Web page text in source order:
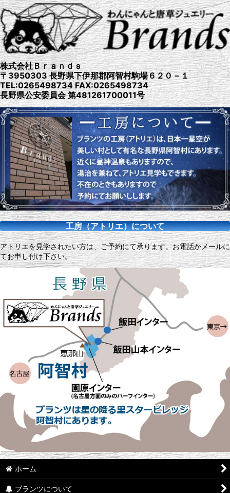
株式会社Ｂｒａｎｄｓ
〒3950303 長野県下伊那郡阿智村駒場６２０－１
TEL:0265498734 FAX:0265498734
長野県公安委員会 第481261700011号
工房（アトリエ）について
アトリエを見学されたい方は、ご予約にて承ります。お電話かメールに
てお申し付け下さい。
ホーム
ブランツについて